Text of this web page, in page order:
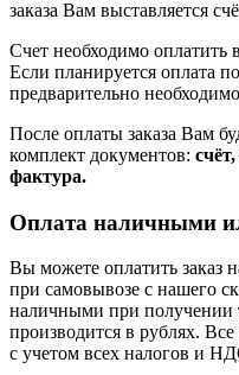
заказа Вам выставляется
Счет необходимо оплатить
Если планируется оплата
предварительно
После оплаты заказа Вам
комплект документов:
фактура.
Оплата наличными
Вы можете оплатить заказ
при самовывозе с нашего
наличными при получении
производится в рублях.
с учетом всех налогов и